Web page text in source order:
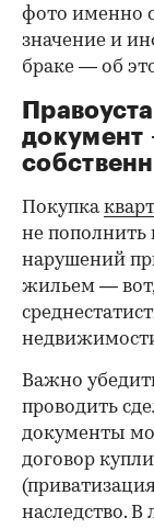
фото именно
значение и
браке — об
документ
Покупка
не пополнить
нарушений
жильем —
Важно
проводить
документы
договор
наследство. В